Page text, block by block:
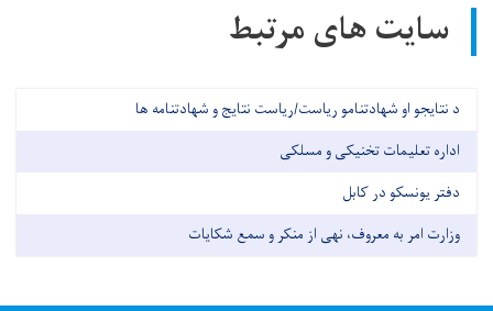
سایت های مرتبط
د نتایجو او شهادتنامو ریاست/ریاست نتایج و شهادتنامه ها
اداره تعلیمات تخنیکی و مسلکی
دفتر یونسکو در کابل
وزارت امر به معروف، نهی از منکر و سمع شکایات